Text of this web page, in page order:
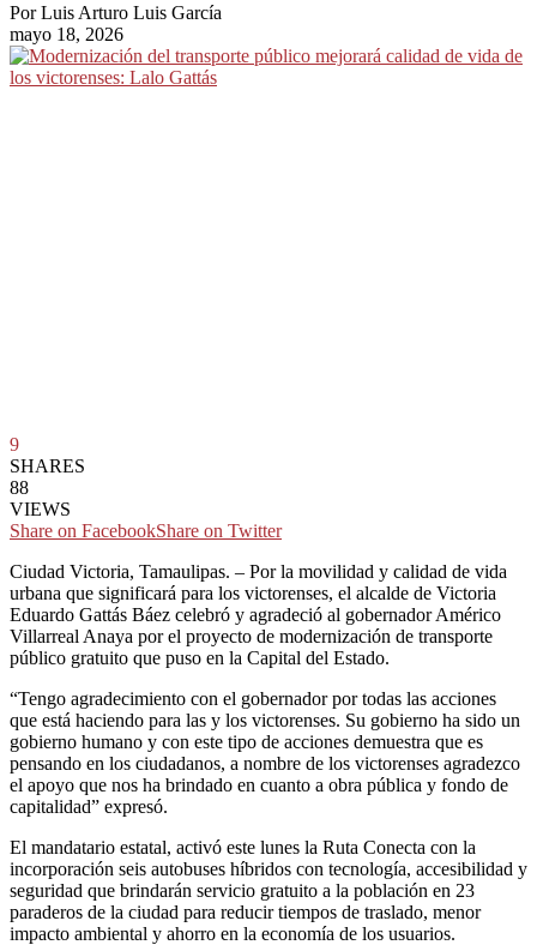
PorLuis Arturo Luis García
mayo 18, 2026
9
SHARES
88
VIEWS
Share on FacebookShare on Twitter
Ciudad Victoria, Tamaulipas. – Por la movilidad y calidad de vida
urbana que significará para los victorenses, el alcalde de Victoria
Eduardo Gattás Báez celebró y agradeció al gobernador Américo
Villarreal Anaya por el proyecto de modernización de transporte
público gratuito que puso en la Capital del Estado.
“Tengo agradecimiento con el gobernador por todas las acciones
que está haciendo para las y los victorenses. Su gobierno ha sido un
gobierno humano y con este tipo de acciones demuestra que es
pensando en los ciudadanos, a nombre de los victorenses agradezco
el apoyo que nos ha brindado en cuanto a obra pública y fondo de
capitalidad” expresó.
El mandatario estatal, activó este lunes la Ruta Conecta con la
incorporación seis autobuses híbridos con tecnología, accesibilidad y
seguridad que brindarán servicio gratuito a la población en 23
paraderos de la ciudad para reducir tiempos de traslado, menor
impacto ambiental y ahorro en la economía de los usuarios.